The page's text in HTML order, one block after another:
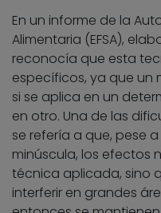
En un informe de la
Alimentaria (EFSA),
reconocía que esta
específicos, ya que un
si se aplica en un
en otro. Una de las
se refería a que, pese
minúscula, los efectos
técnica aplicada, sino
interferir en grandes